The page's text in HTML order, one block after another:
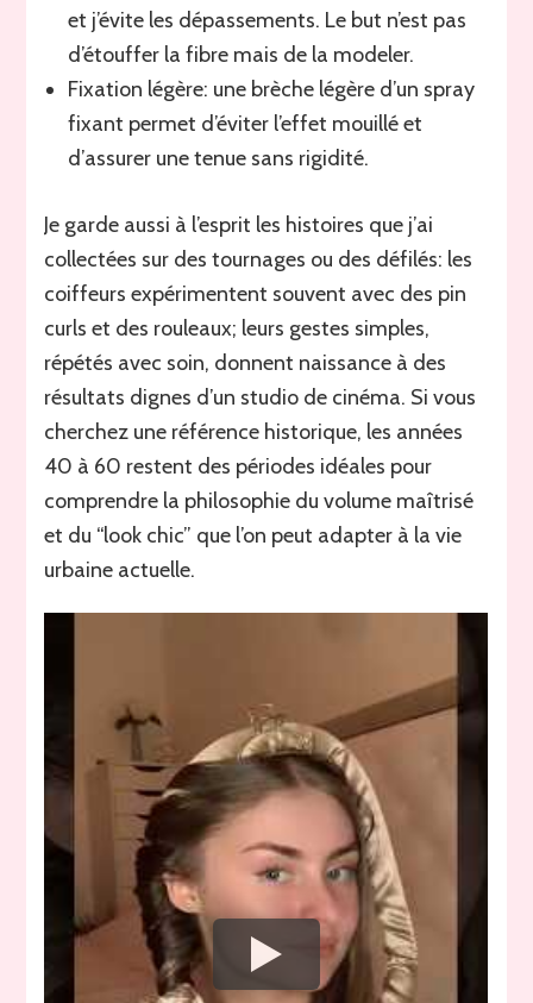
et j’évite les dépassements. Le but n’est pas
d’étouffer la fibre mais de la modeler.
Fixation légère: une brèche légère d’un spray
fixant permet d’éviter l’effet mouillé et
d’assurer une tenue sans rigidité.
Je garde aussi à l’esprit les histoires que j’ai
collectées sur des tournages ou des défilés: les
coiffeurs expérimentent souvent avec des pin
curls et des rouleaux; leurs gestes simples,
répétés avec soin, donnent naissance à des
résultats dignes d’un studio de cinéma. Si vous
cherchez une référence historique, les années
40 à 60 restent des périodes idéales pour
comprendre la philosophie du volume maîtrisé
et du “look chic” que l’on peut adapter à la vie
urbaine actuelle.